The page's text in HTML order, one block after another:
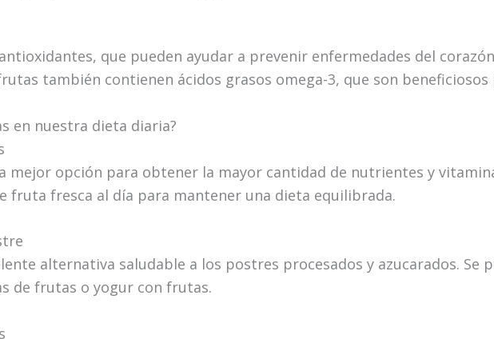
que pueden ayudar a prevenir enfermedades del
también contienen ácidos grasos omega-3, que son
en nuestra dieta diaria?
mejor opción para obtener la mayor cantidad de nutrientes y
fruta fresca al día para mantener una dieta equilibrada.
alternativa saludable a los postres procesados y azucarados.
de frutas o yogur con frutas.